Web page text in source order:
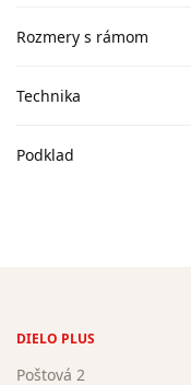
Rozmery s rámom
Technika
Podklad
DIELO PLUS
Poštová 2